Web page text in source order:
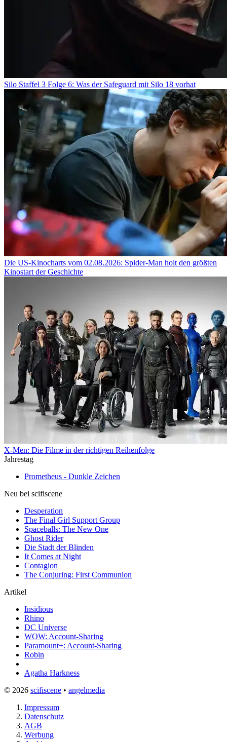
Silo Staffel 3 Folge 6: Was der Safeguard mit Silo 18 vorhat
Die US-Kinocharts vom 02.08.2026: Spider-Man holt den größten
Kinostart der Geschichte
X-Men: Die Filme in der richtigen Reihenfolge
Jahrestag
Prometheus - Dunkle Zeichen
Neu bei scifiscene
Desperation
The Final Girl Support Group
Spaceballs: The New One
Ghost Rider
Die Stadt der Blinden
It Comes at Night
Contagion
The Conjuring: First Communion
Artikel
Insidious
Rhino
DC Universe
WOW: Account-Sharing
Paramount+: Account-Sharing
Robin
Agatha Harkness
© 2026 scifiscene • angelmedia
Impressum
Datenschutz
AGB
Werbung